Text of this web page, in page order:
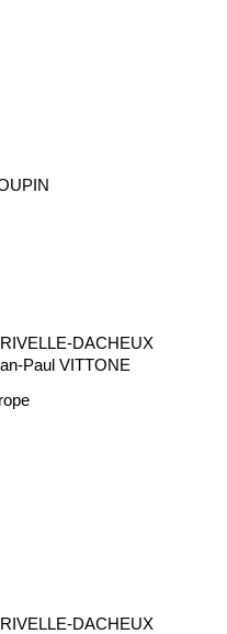
DACHEUX
Paul VITTONE
DACHEUX